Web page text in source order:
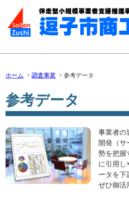
ホーム 調査事業 参考データ
参考データ
事業者の
開発（サ
勢を把握
に引用し
ータを下
ぜひ御活